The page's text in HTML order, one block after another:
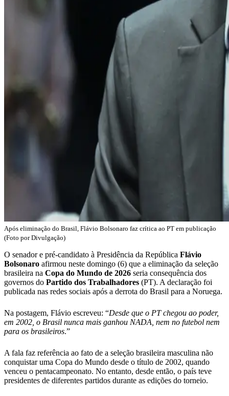
Após eliminação do Brasil, Flávio Bolsonaro faz crítica ao PT em publicação
(Foto por Divulgação)
O senador e pré-candidato à Presidência da República Flávio
Bolsonaro afirmou neste domingo (6) que a eliminação da seleção
brasileira na Copa do Mundo de 2026 seria consequência dos
governos do Partido dos Trabalhadores (PT). A declaração foi
publicada nas redes sociais após a derrota do Brasil para a Noruega.
Na postagem, Flávio escreveu: “Desde que o PT chegou ao poder,
em 2002, o Brasil nunca mais ganhou NADA, nem no futebol nem
para os brasileiros.”
A fala faz referência ao fato de a seleção brasileira masculina não
conquistar uma Copa do Mundo desde o título de 2002, quando
venceu o pentacampeonato. No entanto, desde então, o país teve
presidentes de diferentes partidos durante as edições do torneio.